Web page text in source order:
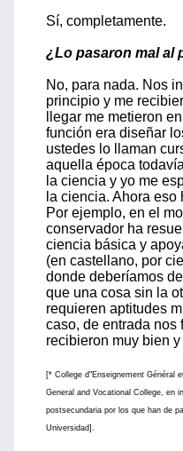
Sí, completamente.
¿Lo pasaron mal al
No, para nada. Nos
principio y me
llegar me metieron
función era diseñar
ustedes lo llaman
aquella época
la ciencia y yo me
la ciencia. Ahora
Por ejemplo, en el
conservador ha
ciencia básica y
(en castellano, por
donde deberíamos
que una cosa sin la
requieren aptitudes
caso, de entrada nos
recibieron muy bien
[* College d"Enseignement Général
General and Vocational College, en
postsecundaria por los que han de
Universidad].